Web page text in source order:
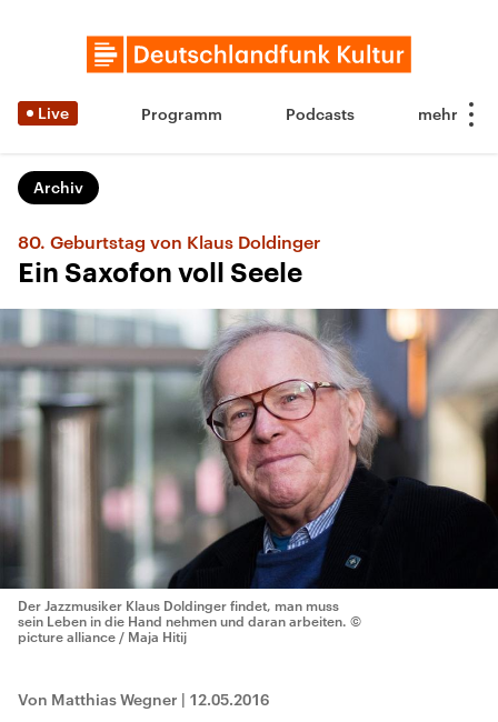
Live Programm Podcasts
Archiv
80. Geburtstag von Klaus Doldinger
Ein Saxofon voll Seele
Der Jazzmusiker Klaus Doldinger findet, man muss
sein Leben in die Hand nehmen und daran arbeiten. ©
picture alliance / Maja Hitij
Von Matthias Wegner | 12.05.2016